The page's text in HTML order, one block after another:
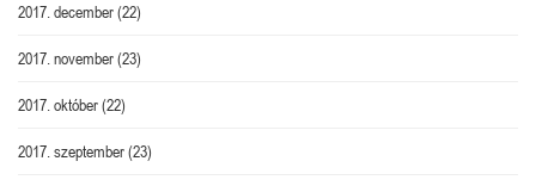
2017. december(22)
2017. november(23)
2017. október(22)
2017. szeptember(23)